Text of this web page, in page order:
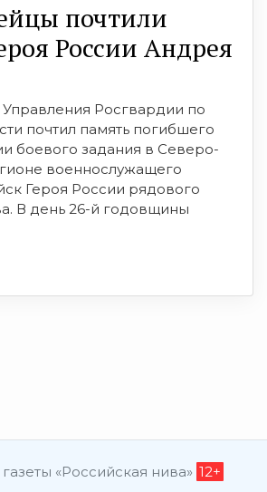
почтили
России Андрея
Росгвардии по
почтил память погибшего
боевого задания в Северо-
военнослужащего
Героя России рядового
В день 26-й годовщины
«Российская нива» 12+